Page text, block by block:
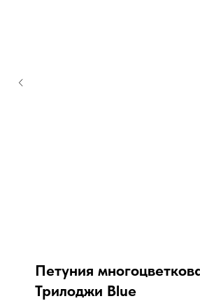
Петуния
Трилоджи Bluе